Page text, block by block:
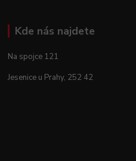
Kde nás najdete
Na spojce 121
Jesenice u Prahy, 252 42